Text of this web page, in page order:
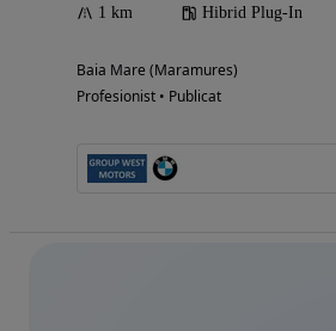
1 km Hibrid Plug-In
Baia Mare (Maramures)
Profesionist • Publicat